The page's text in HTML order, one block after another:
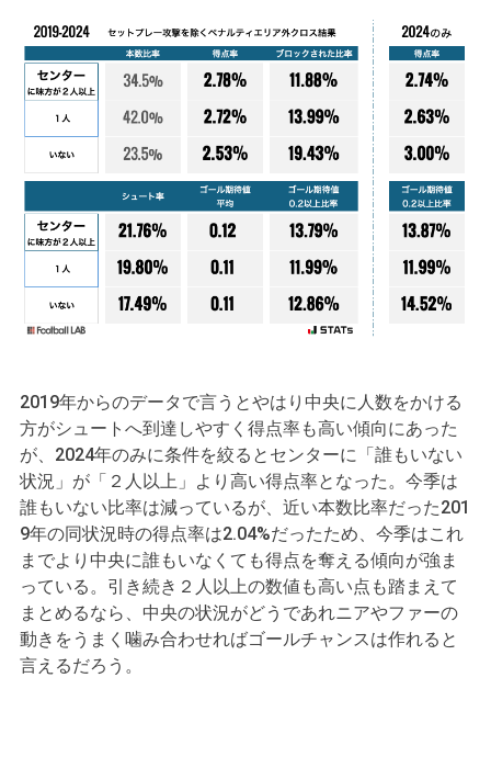
2019年からのデータで言うとやはり中央に人数をかける
方がシュートへ到達しやすく得点率も高い傾向にあった
が、2024年のみに条件を絞るとセンターに「誰もいない
状況」が「２人以上」より高い得点率となった。今季は
誰もいない比率は減っているが、近い本数比率だった201
9年の同状況時の得点率は2.04%だったため、今季はこれ
までより中央に誰もいなくても得点を奪える傾向が強ま
っている。引き続き２人以上の数値も高い点も踏まえて
まとめるなら、中央の状況がどうであれニアやファーの
動きをうまく噛み合わせればゴールチャンスは作れると
言えるだろう。